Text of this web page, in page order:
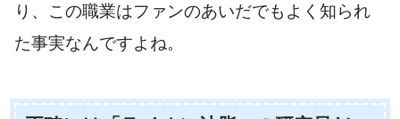
り、この職業はファンのあいだでもよく知られ
た事実なんですよね。